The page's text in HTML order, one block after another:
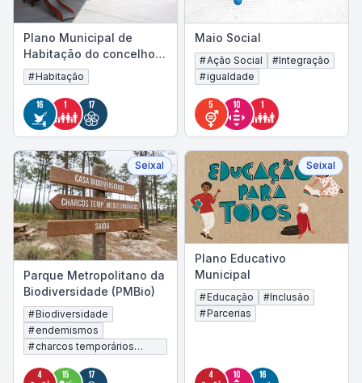
Plano Municipal de
Habitação do concelho
do Seixal (PMHCS) 2021 -
2026
#Habitação
Maio Social
#Ação Social #Integração
#igualdade
Seixal
Parque Metropolitano da
Biodiversidade (PMBio)
#Biodiversidade
#endemismos
#charcos temporários
Seixal
Plano Educativo
Municipal
#Educação #Inclusão
#Parcerias